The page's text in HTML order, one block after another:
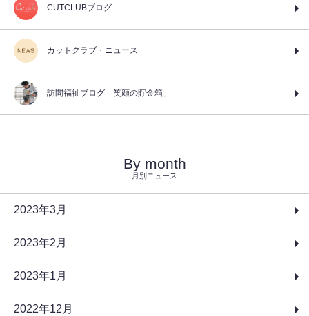
CUTCLUBブログ
カットクラブ・ニュース
訪問福祉ブログ「笑顔の貯金箱」
By month
月別ニュース
2023年3月
2023年2月
2023年1月
2022年12月